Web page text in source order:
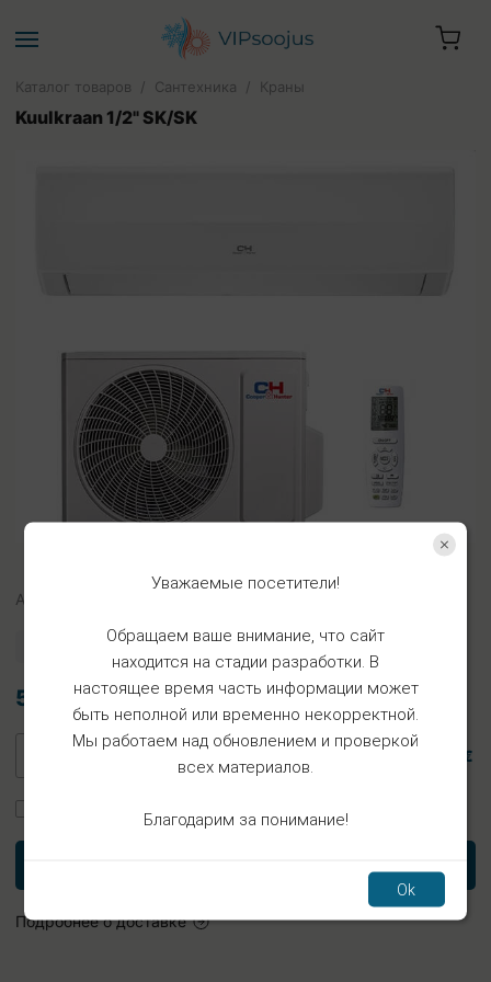
Каталог товаров / Сантехника / Краны
Kuulkraan 1/2" SK/SK
Арт.
Есть в наличии
5.06€
5.06 €
Заказать установку
Подробнее о доставке
Уважаемые посетители!
Обращаем ваше внимание, что сайт
находится на стадии разработки. В
настоящее время часть информации может
быть неполной или временно некорректной.
Мы работаем над обновлением и проверкой
всех материалов.
Благодарим за понимание!
Ok